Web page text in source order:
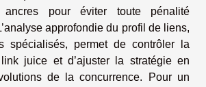
pour éviter toute pénalité
approfondie du profil de liens,
spécialisés, permet de contrôler la
juice et d’ajuster la stratégie en
de la concurrence. Pour un